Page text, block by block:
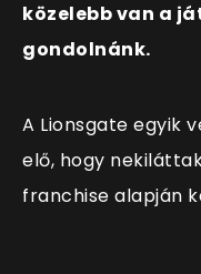
közelebb van a
gondolnánk.
A Lionsgate egyik
elő, hogy
franchise alapján